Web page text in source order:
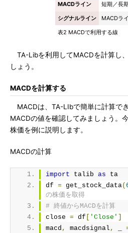
MACDライン
短期／長
シグナルライン
MACDラ
表2 MACDで利用する線
TA-Libを利用してMACDを計算し
しょう。
MACDを計算する
MACDは、TA-LIbで簡単に計算で
MACDの値を確認してみましょう。
株価を例に説明します。
MACDの計算
import talib as ta
df = get_stock_data(
の株価を取得
# 終値からMACDを計算
close = df 'Close'
macd , macdsignal ,